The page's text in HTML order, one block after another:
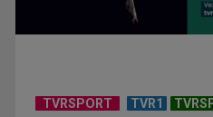
TELEȘCOALA: Matematică,
TVRSPORT TVR1